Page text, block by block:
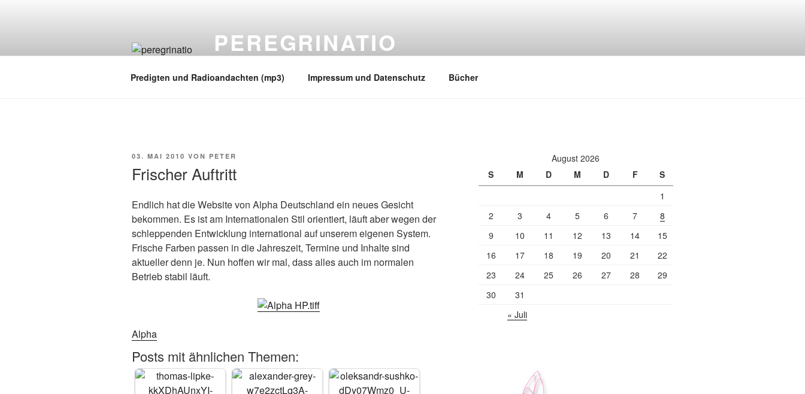
PEREGRINATIO
Predigten und Radioandachten (mp3) Impressum und Datenschutz Bücher
VERÖFFENTLICHT
03. MAI 2010 VON PETER
Frischer Auftritt
Endlich hat die Website von Alpha Deutschland ein neues Gesicht
bekommen. Es ist am Internationalen Stil orientiert, läuft aber wegen der
schleppenden Entwicklung international auf unserem eigenen System.
Frische Farben passen in die Jahreszeit, Termine und Inhalte sind
aktueller denn je. Nun hoffen wir mal, dass alles auch im normalen
Betrieb stabil läuft.
Alpha
Posts mit ähnlichen Themen:
August 2026
S
M D M D F
S
1
2
3 4 5 6 7
8
9
10 11 12 13 14
15
16
17 18 19 20 21
22
23
24 25 26 27 28
29
30
31
« Juli